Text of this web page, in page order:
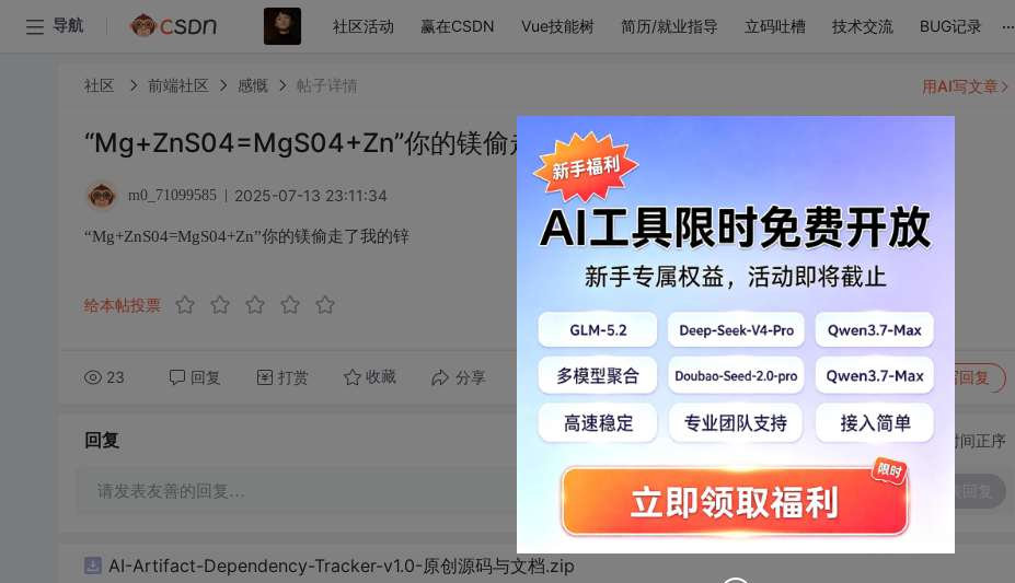
导航 社区活动 赢在CSDN Vue技能树 简历/就业指导 立码吐槽 技术交流 BUG记录 ...
社区 前端社区 感慨 帖子详情
“Mg+ZnS04=MgS04+Zn”你的镁偷走了我的锌
m0_71099585 2025-07-13 23:11:34
“Mg+ZnS04=MgS04+Zn”你的镁偷走了我的锌
给本帖投票
23 回复 打赏 收藏 分享 转发到动态 举报 写回复
用AI写文章
回复 切换为时间正序
请发表友善的回复…
AI-Artifact-Dependency-Tracker-v1.0-原创源码与文档.zip